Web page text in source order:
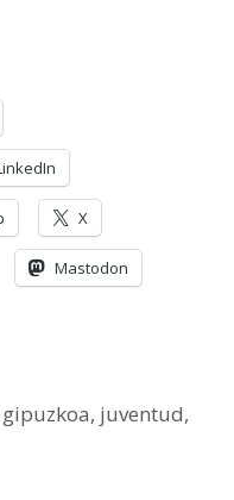
X
Mastodon
, juventud,